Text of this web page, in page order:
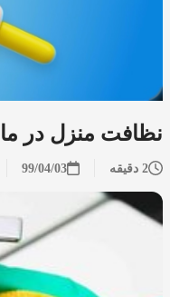
نظافت منزل در
2 دقیقه 99/04/03